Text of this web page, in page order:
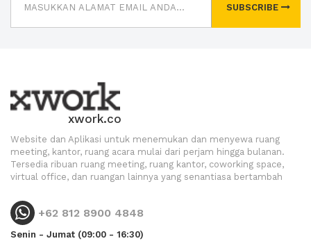
SUBSCRIBE
xwork.co
Website dan Aplikasi untuk menemukan dan menyewa ruang
meeting, kantor, ruang acara mulai dari perjam hingga bulanan.
Tersedia ribuan ruang meeting, ruang kantor, coworking space,
virtual office, dan ruangan lainnya yang senantiasa bertambah
+62 812 8900 4848
Senin - Jumat (09:00 - 16:30)